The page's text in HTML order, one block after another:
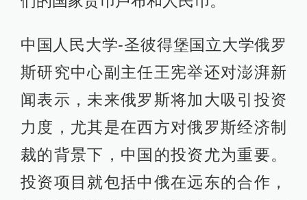
中国人民大学-圣彼得堡国立大学俄罗
斯研究中心副主任王宪举还对澎湃新
闻表示，未来俄罗斯将加大吸引投资
力度，尤其是在西方对俄罗斯经济制
裁的背景下，中国的投资尤为重要。
投资项目就包括中俄在远东的合作，